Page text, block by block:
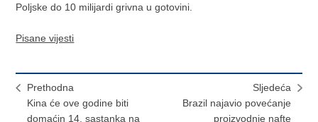
Poljske do 10 milijardi grivna u gotovini.
Pisane vijesti
Prethodna
Kina će ove godine biti
domaćin 14. sastanka na
Sljedeća
Brazil najavio povećanje
proizvodnje nafte